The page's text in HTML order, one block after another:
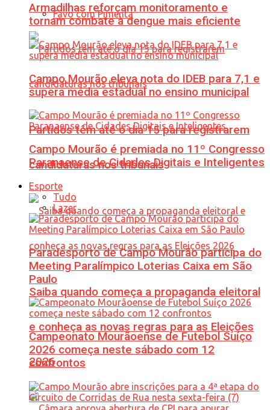
Favo com Pimenta
Partidos têm até o dia 15 para registrarem
candidaturas nos tribunais
Saiba quando começa a propaganda eleitoral
e conheça as novas regras para as Eleições
2026
Armadilhas reforçam monitoramento e
tornam combate à dengue mais eficiente
Campo Mourão eleva nota do IDEB para 7,1 e
supera média estadual no ensino municipal
Campo Mourão é premiada no 11º Congresso
Paranaense de Cidades Digitais e Inteligentes
Esporte
Tudo
Lazer
Paradesporto de Campo Mourão participa do
Meeting Paralímpico Loterias Caixa em São
Paulo
Campeonato Mourãoense de Futebol Suíço
2026 começa neste sábado com 12
confrontos